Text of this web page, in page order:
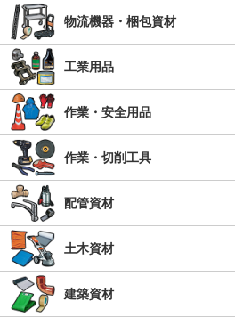
物流機器・梱包資材
工業用品
作業・安全用品
作業・切削工具
配管資材
土木資材
建築資材